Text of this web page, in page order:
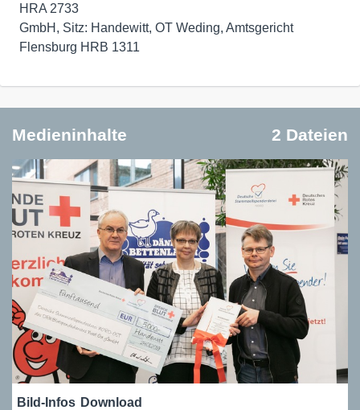
HRA 2733
GmbH, Sitz: Handewitt, OT Weding, Amtsgericht
Flensburg HRB 1311
Medieninhalte 2 Dateien
Bild-Infos Download